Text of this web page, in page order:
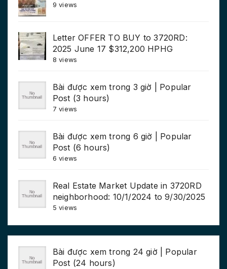
9 views
Letter OFFER TO BUY to 3720RD:
2025 June 17 $312,200 HPHG
8 views
Bài được xem trong 3 giờ | Popular
Post (3 hours)
7 views
Bài được xem trong 6 giờ | Popular
Post (6 hours)
6 views
Real Estate Market Update in 3720RD
neighborhood: 10/1/2024 to 9/30/2025
5 views
Bài được xem trong 24 giờ | Popular
Post (24 hours)